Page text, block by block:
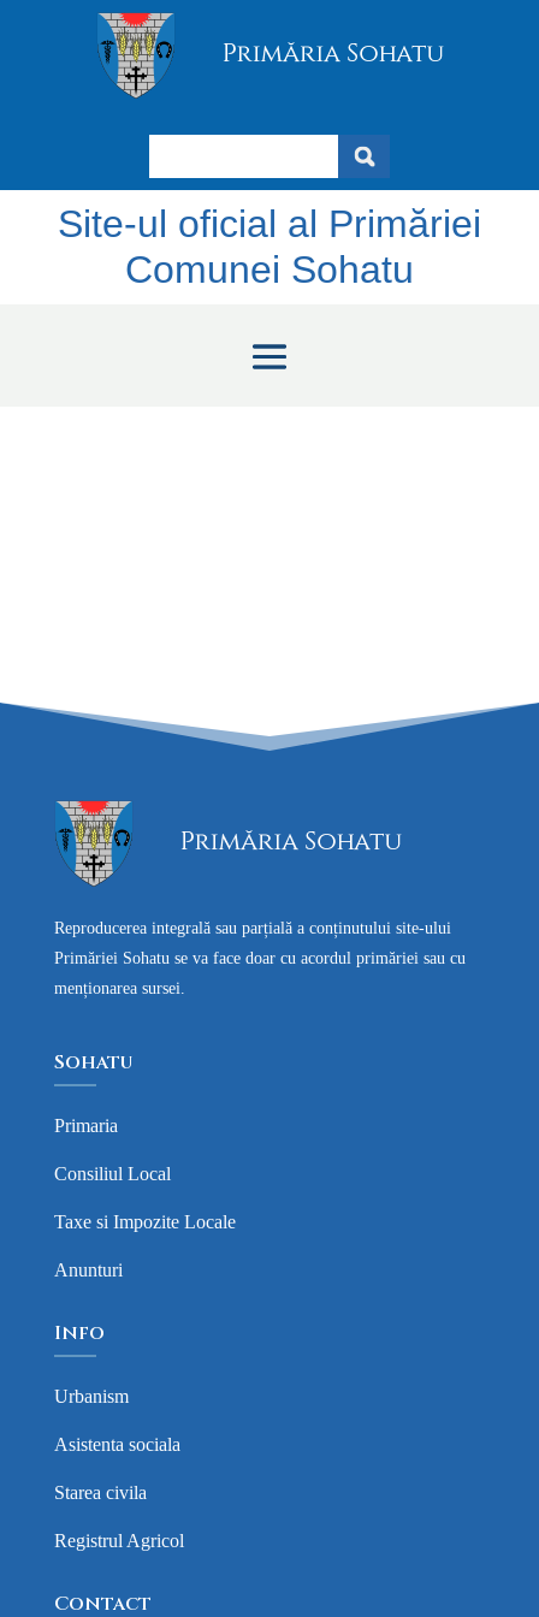
Site-ul oficial al Primăriei
Comunei Sohatu
Reproducerea integrală sau parțială a conținutului site-ului
Primăriei Sohatu se va face doar cu acordul primăriei sau cu
menționarea sursei.
Sohatu
Primaria
Consiliul Local
Taxe si Impozite Locale
Anunturi
Info
Urbanism
Asistenta sociala
Starea civila
Registrul Agricol
Contact